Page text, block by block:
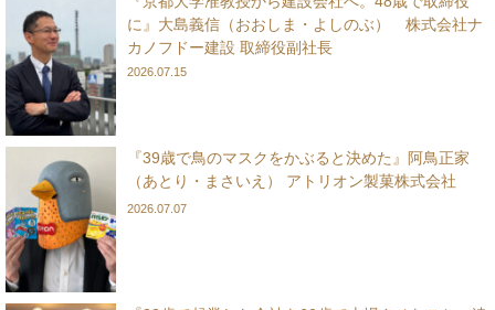
に』大島義信（おおしま・よしのぶ） 株式会社ナ
カノフドー建設 取締役副社長
2026.07.15
『39歳で鳥のマスクをかぶると決めた』阿鳥正家
（あとり・まさいえ） アトリオン製菓株式会社
2026.07.07